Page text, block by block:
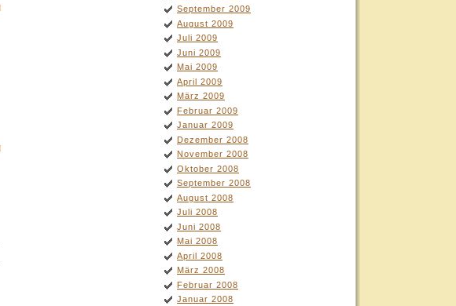
September 2009
August 2009
Juli 2009
Juni 2009
Mai 2009
April 2009
März 2009
Februar 2009
Januar 2009
Dezember 2008
November 2008
Oktober 2008
September 2008
August 2008
Juli 2008
Juni 2008
Mai 2008
April 2008
März 2008
Februar 2008
Januar 2008